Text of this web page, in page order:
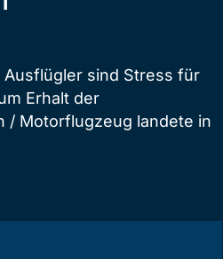
Ausflügler sind Stress für
Erhalt der
/ Motorflugzeug landete in